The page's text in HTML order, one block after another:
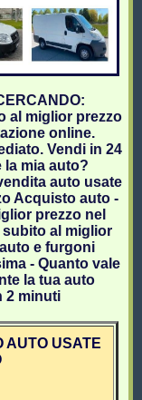
al miglior prezzo
online.
Vendi in 24
la mia auto?
auto usate
Acquisto auto -
prezzo nel
subito al miglior
e furgoni
- Quanto vale
la tua auto
2 minuti
AUTO USATE